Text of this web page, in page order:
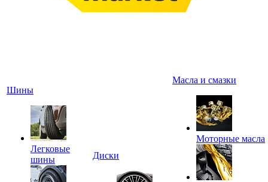
Шины
Легковые
шины
Диски
Масла и смазки
Моторные масла